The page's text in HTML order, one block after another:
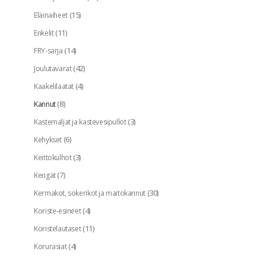
Eläinaiheet(15)
Enkelit(11)
FRY-sarja(14)
Joulutavarat(42)
Kaakelilaatat(4)
Kannut(8)
Kastemaljat ja kastevesipullot(3)
Kehykset(6)
Keittokulhot(3)
Kengät(7)
Kermakot, sokerikot ja maitokannut(30)
Koriste-esineet(4)
Koristelautaset(11)
Korurasiat(4)